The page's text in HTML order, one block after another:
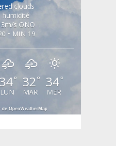
clouds
humidité
s ONO
• MIN 19
34°
LUN
32 °
MAR
34°
MER
OpenWeatherMap